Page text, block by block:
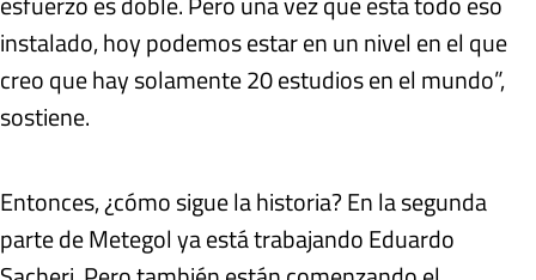
instalado, hoy podemos estar en un nivel en el que
creo que hay solamente 20 estudios en el mundo”,
sostiene.
Entonces, ¿cómo sigue la historia? En la segunda
parte de Metegol ya está trabajando Eduardo